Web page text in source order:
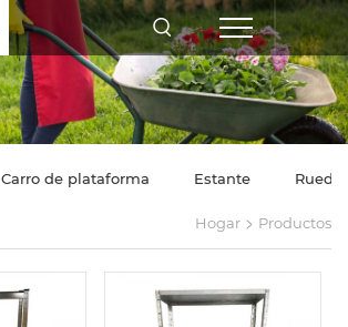
Carro de plataforma Estante Rueda
Hogar > Productos